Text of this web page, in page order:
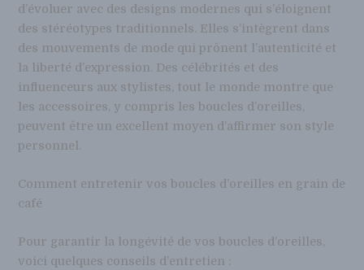
d’évoluer avec des designs modernes qui s’éloignent
des stéréotypes traditionnels. Elles s’intègrent dans
des mouvements de mode qui prônent l’autenticité et
la liberté d’expression. Des célébrités et des
influenceurs aux stylistes, tout le monde montre que
les accessoires, y compris les boucles d’oreilles,
peuvent être un excellent moyen d’affirmer son style
personnel.
Comment entretenir vos boucles d’oreilles en grain de
café
Pour garantir la longévité de vos boucles d’oreilles,
voici quelques conseils d’entretien :